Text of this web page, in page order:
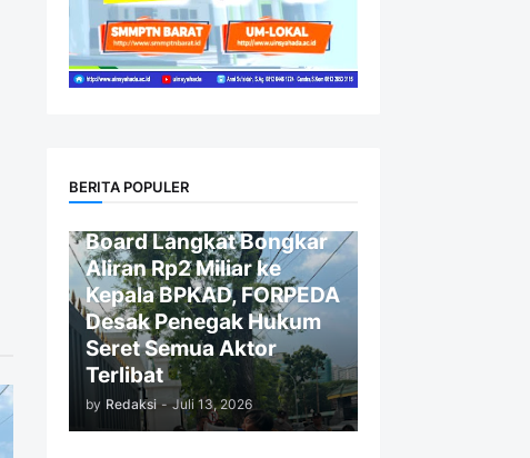
BERITA POPULER
LANGKAT
Board Langkat Bongkar
Aliran Rp2 Miliar ke
Kepala BPKAD, FORPEDA
Desak Penegak Hukum
Seret Semua Aktor
Terlibat
by Redaksi - Juli 13, 2026